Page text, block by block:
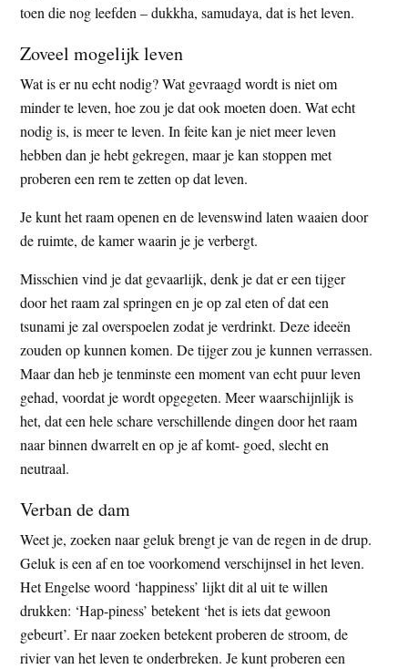
toen die nog leefden – dukkha, samudaya, dat is het leven.
Zoveel mogelijk leven
Wat is er nu echt nodig? Wat gevraagd wordt is niet om
minder te leven, hoe zou je dat ook moeten doen. Wat echt
nodig is, is meer te leven. In feite kan je niet meer leven
hebben dan je hebt gekregen, maar je kan stoppen met
proberen een rem te zetten op dat leven.
Je kunt het raam openen en de levenswind laten waaien door
de ruimte, de kamer waarin je je verbergt.
Misschien vind je dat gevaarlijk, denk je dat er een tijger
door het raam zal springen en je op zal eten of dat een
tsunami je zal overspoelen zodat je verdrinkt. Deze ideeën
zouden op kunnen komen. De tijger zou je kunnen verrassen.
Maar dan heb je tenminste een moment van echt puur leven
gehad, voordat je wordt opgegeten. Meer waarschijnlijk is
het, dat een hele schare verschillende dingen door het raam
naar binnen dwarrelt en op je af komt- goed, slecht en
neutraal.
Verban de dam
Weet je, zoeken naar geluk brengt je van de regen in de drup.
Geluk is een af en toe voorkomend verschijnsel in het leven.
Het Engelse woord ‘happiness’ lijkt dit al uit te willen
drukken: ‘Hap-piness’ betekent ‘het is iets dat gewoon
gebeurt’. Er naar zoeken betekent proberen de stroom, de
rivier van het leven te onderbreken. Je kunt proberen een